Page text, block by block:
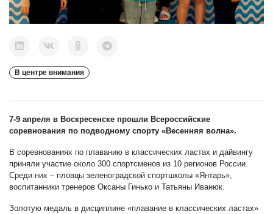
В центре внимания
7-9 апреля в Воскресенске прошли Всероссийские
соревнования по подводному спорту «Весенняя волна».
В соревнованиях по плаванию в классических ластах и дайвингу
приняли участие около 300 спортсменов из 10 регионов России.
Среди них – пловцы зеленоградской спортшколы «Янтарь»,
воспитанники тренеров Оксаны Гинько и Татьяны Иванюк.
Золотую медаль в дисциплине «плавание в классических ластах»